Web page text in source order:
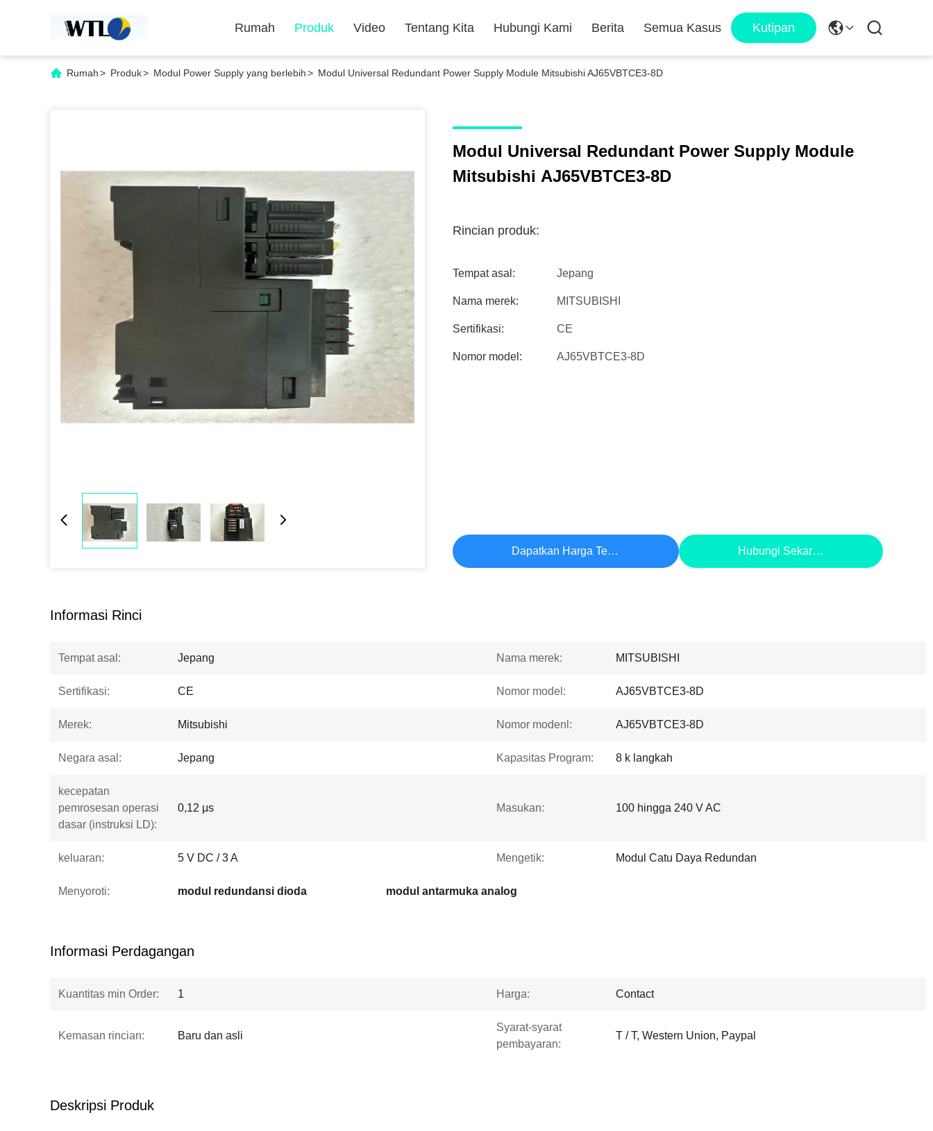
Rumah Produk Video Tentang Kita Hubungi Kami Berita Semua Kasus Kutipan
Rumah> Produk> Modul Power Supply yang berlebih> Modul Universal Redundant Power Supply Module Mitsubishi AJ65VBTCE3-8D
Modul Universal Redundant Power Supply Module
Mitsubishi AJ65VBTCE3-8D
Rincian produk:
Tempat asal: Jepang
Nama merek: MITSUBISHI
Sertifikasi: CE
Nomor model: AJ65VBTCE3-8D
Dapatkan Harga Terbaik Hubungi Sekarang
Informasi Rinci
Tempat asal: Jepang Nama merek: MITSUBISHI
Sertifikasi: CE Nomor model: AJ65VBTCE3-8D
Merek: Mitsubishi Nomor modenl: AJ65VBTCE3-8D
Negara asal: Jepang Kapasitas Program: 8 k langkah
kecepatan
pemrosesan operasi
dasar (instruksi LD):
0,12 μs Masukan: 100 hingga 240 V AC
keluaran: 5 V DC / 3 A Mengetik: Modul Catu Daya Redundan
Menyoroti: modul redundansi dioda modul antarmuka analog
Informasi Perdagangan
Kuantitas min Order: 1 Harga: Contact
Kemasan rincian: Baru dan asli
Syarat-syarat
pembayaran:
T / T, Western Union, Paypal
Deskripsi Produk